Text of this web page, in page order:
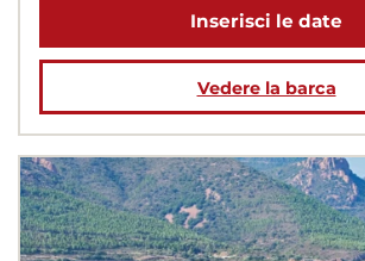
Inserisci le date
Vedere la barca